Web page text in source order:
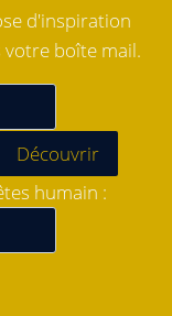
d'inspiration
boîte mail.
humain :